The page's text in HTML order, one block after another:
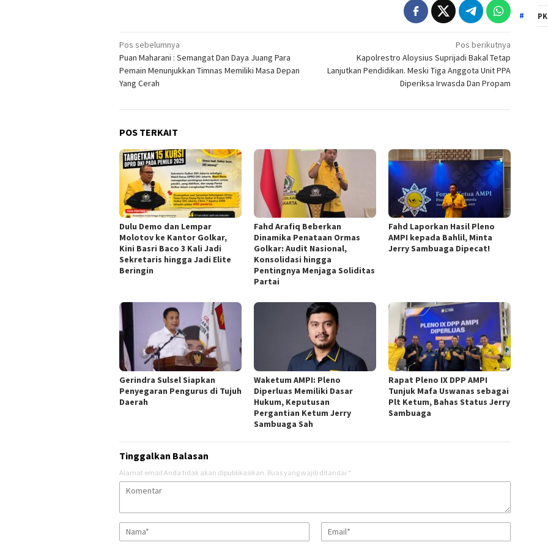
Navigasi
pos
Pos sebelumnya
Puan Maharani : Semangat Dan Daya Juang Para
Pemain Menunjukkan Timnas Memiliki Masa Depan
Yang Cerah
Pos berikutnya
Kapolrestro Aloysius Suprijadi Bakal Tetap
Lanjutkan Pendidikan. Meski Tiga Anggota Unit PPA
Diperiksa Irwasda Dan Propam
POS TERKAIT
Dulu Demo dan Lempar
Molotov ke Kantor Golkar,
Kini Basri Baco 3 Kali Jadi
Sekretaris hingga Jadi Elite
Beringin
Fahd Arafiq Beberkan
Dinamika Penataan Ormas
Golkar: Audit Nasional,
Konsolidasi hingga
Pentingnya Menjaga Soliditas
Partai
Fahd Laporkan Hasil Pleno
AMPI kepada Bahlil, Minta
Jerry Sambuaga Dipecat!
Gerindra Sulsel Siapkan
Penyegaran Pengurus di Tujuh
Daerah
Waketum AMPI: Pleno
Diperluas Memiliki Dasar
Hukum, Keputusan
Pergantian Ketum Jerry
Sambuaga Sah
Rapat Pleno IX DPP AMPI
Tunjuk Mafa Uswanas sebagai
Plt Ketum, Bahas Status Jerry
Sambuaga
Tinggalkan Balasan
Alamat email Anda tidak akan dipublikasikan. Ruas yang wajib ditandai *